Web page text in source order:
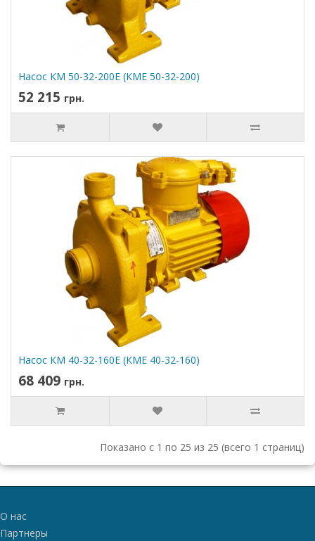
Насос КМ 50-32-200Е (КМЕ 50-32-200)
52 215 грн.
Насос КМ 40-32-160Е (КМЕ 40-32-160)
68 409 грн.
Показано с 1 по 25 из 25 (всего 1 страниц)
О нас
Партнеры